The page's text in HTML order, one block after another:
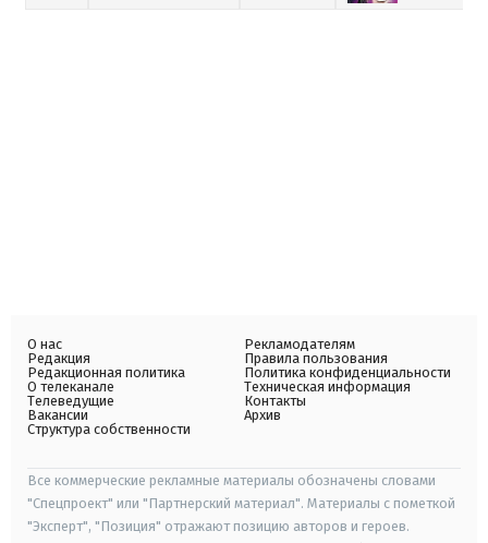
О нас
Редакция
Редакционная политика
О телеканале
Телеведущие
Вакансии
Структура собственности
Рекламодателям
Правила пользования
Политика конфиденциальности
Техническая информация
Контакты
Архив
Все коммерческие рекламные материалы обозначены словами
"Спецпроект" или "Партнерский материал". Материалы с пометкой
"Эксперт", "Позиция" отражают позицию авторов и героев.